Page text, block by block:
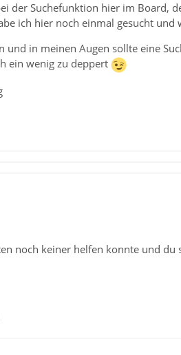
der Suchefunktion hier im Board,
ich hier noch einmal gesucht
und in meinen Augen sollte eine
ein wenig zu deppert
noch keiner helfen konnte und du